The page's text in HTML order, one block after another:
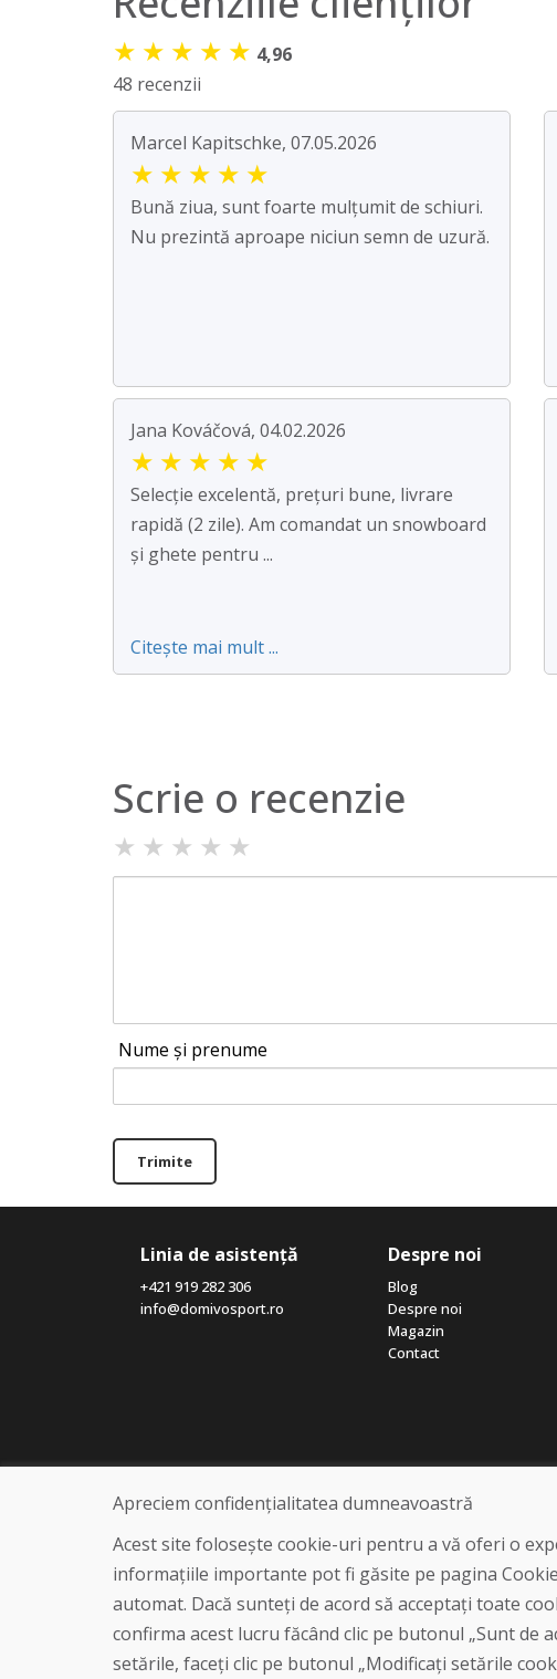
★ ★ ★ ★ ★ 4,96
48 recenzii
Marcel Kapitschke, 07.05.2026
★ ★ ★ ★ ★
Bună ziua, sunt foarte mulțumit de schiuri.
Nu prezintă aproape niciun semn de uzură.
Jana Kováčová, 04.02.2026
★ ★ ★ ★ ★
Selecție excelentă, prețuri bune, livrare
rapidă (2 zile). Am comandat un snowboard
și ghete pentru ...
Citește mai mult ...
Scrie o recenzie
★ ★ ★ ★ ★
Nume și prenume
Trimite
Linia de asistență
+421 919 282 306
info@domivosport.ro
Despre noi
Blog
Despre noi
Magazin
Contact
Apreciem confidențialitatea dumneavoastră
Acest site folosește cookie-uri pentru a vă oferi o
informațiile importante pot fi găsite pe pagina
automat. Dacă sunteți de acord să acceptați toate
confirma acest lucru făcând clic pe butonul „Sunt de
setările, faceți clic pe butonul „Modificați setările